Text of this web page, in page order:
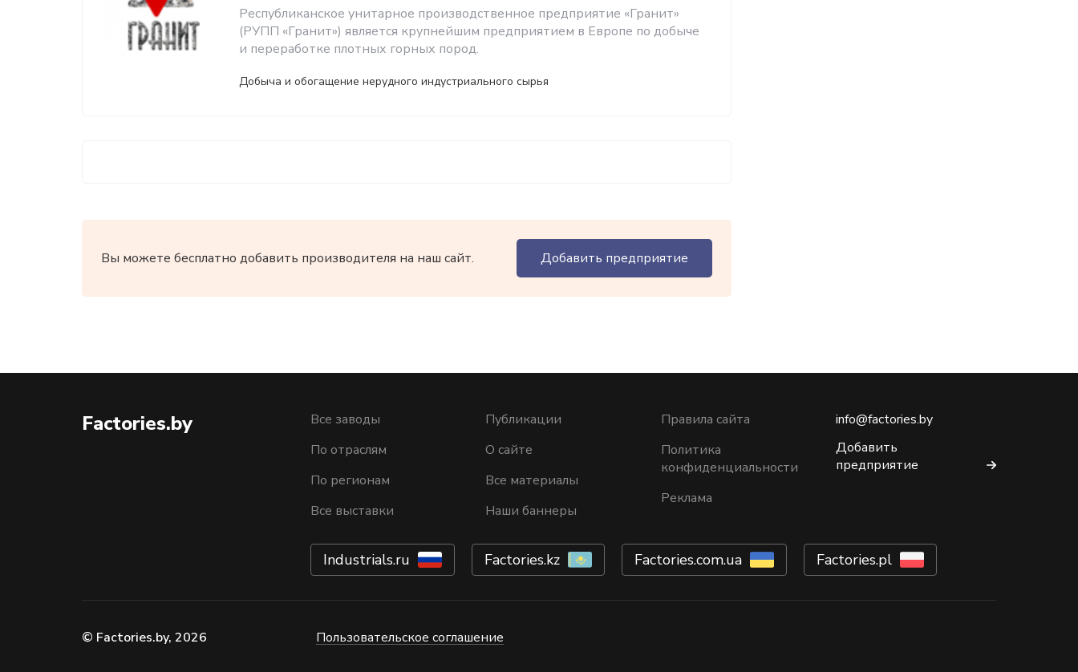
Республиканское унитарное производственное предприятие «Гранит»
(РУПП «Гранит») является крупнейшим предприятием в Европе по добыче
и переработке плотных горных пород.
Добыча и обогащение нерудного индустриального сырья
Вы можете бесплатно добавить производителя на наш сайт. Добавить предприятие
Factories.by
Все заводы
По отраслям
По регионам
Все выставки
Публикации
О сайте
Все материалы
Наши баннеры
Правила сайта
Политика
конфиденциальности
Реклама
info@factories.by
Добавить
предприятие
Industrials.ru Factories.kz Factories.com.ua Factories.pl
© Factories.by, 2026 Пользовательское соглашение